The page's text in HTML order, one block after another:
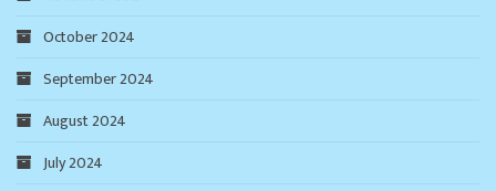
October 2024
September 2024
August 2024
July 2024